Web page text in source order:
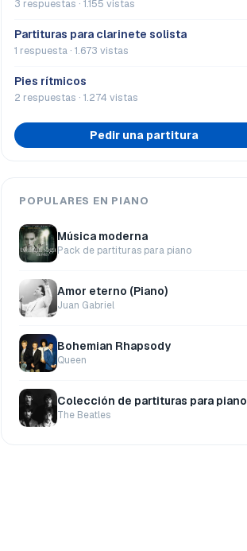
3 respuestas · 1.155 vistas
Partituras para clarinete solista
1 respuesta · 1.673 vistas
Pies rítmicos
2 respuestas · 1.274 vistas
Pedir una partitura
POPULARES EN PIANO
Música moderna
Pack de partituras para piano
Amor eterno (Piano)
Juan Gabriel
Bohemian Rhapsody
Queen
Colección de partituras para piano
The Beatles